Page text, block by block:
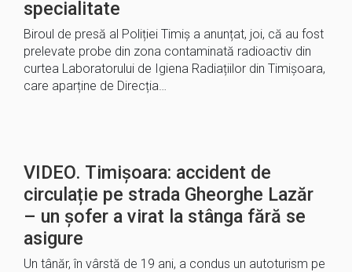
specialitate
Biroul de presă al Poliției Timiș a anunțat, joi, că au fost
prelevate probe din zona contaminată radioactiv din
curtea Laboratorului de Igiena Radiațiilor din Timișoara,
care aparține de Direcția…
VIDEO. Timișoara: accident de
circulație pe strada Gheorghe Lazăr
– un șofer a virat la stânga fără se
asigure
Un tânăr, în vârstă de 19 ani, a condus un autoturism pe